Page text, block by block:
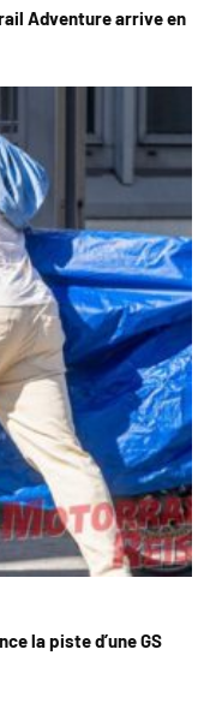
Adventure arrive en
la piste d’une GS